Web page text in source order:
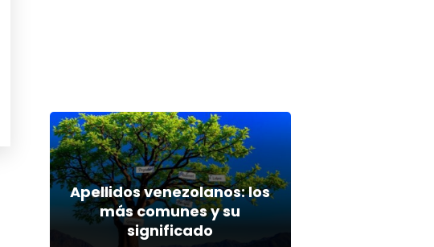
Apellidos venezolanos: los
más comunes y su
significado